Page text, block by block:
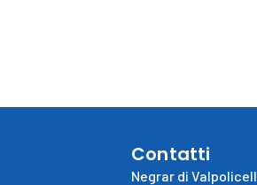
Contatti
Negrar di